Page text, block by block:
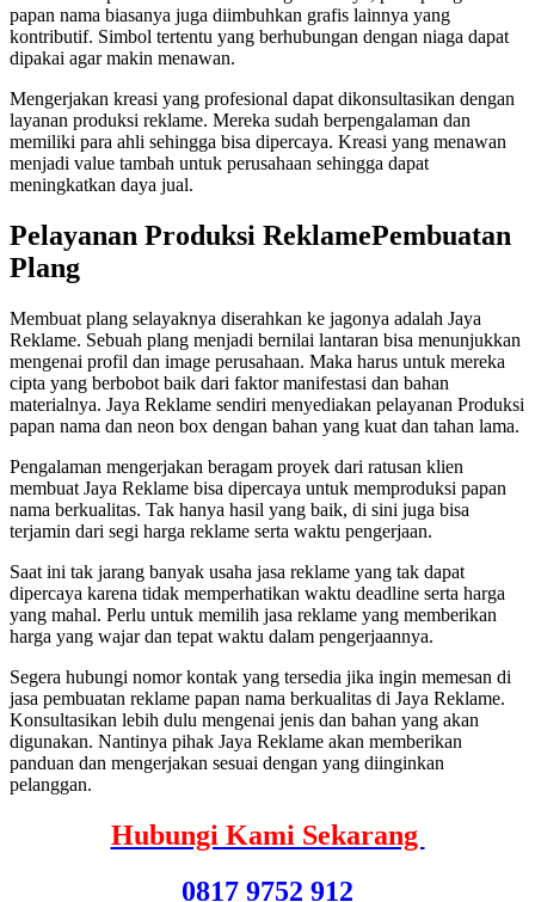
papan nama biasanya juga diimbuhkan grafis lainnya yang
kontributif. Simbol tertentu yang berhubungan dengan niaga dapat
dipakai agar makin menawan.
Mengerjakan kreasi yang profesional dapat dikonsultasikan dengan
layanan produksi reklame. Mereka sudah berpengalaman dan
memiliki para ahli sehingga bisa dipercaya. Kreasi yang menawan
menjadi value tambah untuk perusahaan sehingga dapat
meningkatkan daya jual.
Pelayanan Produksi ReklamePembuatan
Plang
Membuat plang selayaknya diserahkan ke jagonya adalah Jaya
Reklame. Sebuah plang menjadi bernilai lantaran bisa menunjukkan
mengenai profil dan image perusahaan. Maka harus untuk mereka
cipta yang berbobot baik dari faktor manifestasi dan bahan
materialnya. Jaya Reklame sendiri menyediakan pelayanan Produksi
papan nama dan neon box dengan bahan yang kuat dan tahan lama.
Pengalaman mengerjakan beragam proyek dari ratusan klien
membuat Jaya Reklame bisa dipercaya untuk memproduksi papan
nama berkualitas. Tak hanya hasil yang baik, di sini juga bisa
terjamin dari segi harga reklame serta waktu pengerjaan.
Saat ini tak jarang banyak usaha jasa reklame yang tak dapat
dipercaya karena tidak memperhatikan waktu deadline serta harga
yang mahal. Perlu untuk memilih jasa reklame yang memberikan
harga yang wajar dan tepat waktu dalam pengerjaannya.
Segera hubungi nomor kontak yang tersedia jika ingin memesan di
jasa pembuatan reklame papan nama berkualitas di Jaya Reklame.
Konsultasikan lebih dulu mengenai jenis dan bahan yang akan
digunakan. Nantinya pihak Jaya Reklame akan memberikan
panduan dan mengerjakan sesuai dengan yang diinginkan
pelanggan.
Hubungi Kami Sekarang
0817 9752 912